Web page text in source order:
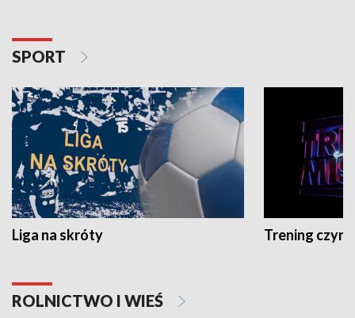
SPORT
Liga na skróty Trening czyni
ROLNICTWO I WIEŚ